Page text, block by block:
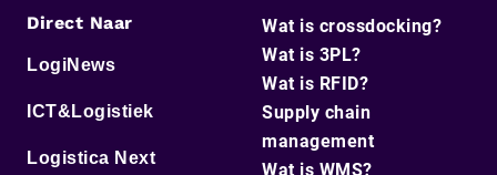
Direct Naar
LogiNews
ICT&Logistiek
Logistica Next
Wat is crossdocking?
Wat is 3PL?
Wat is RFID?
Supply chain
management
Wat is WMS?